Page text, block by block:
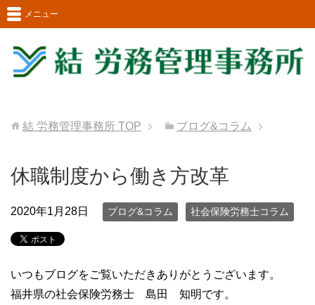
メニュー
結 労務管理事務所 TOP ブログ&コラム
休職制度から働き方改革
2020年1月28日 ブログ&コラム 社会保険労務士コラム
いつもブログをご覧いただきありがとうございます。
福井県の社会保険労務士 島田 知明です。